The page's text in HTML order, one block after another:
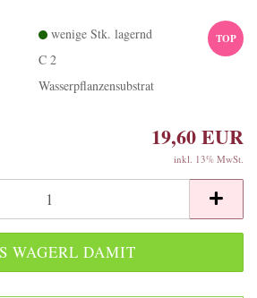
TOP
wenige Stk. lagernd
C 2
Wasserpflanzensubstrat
19,60 EUR
inkl. 13% MwSt.